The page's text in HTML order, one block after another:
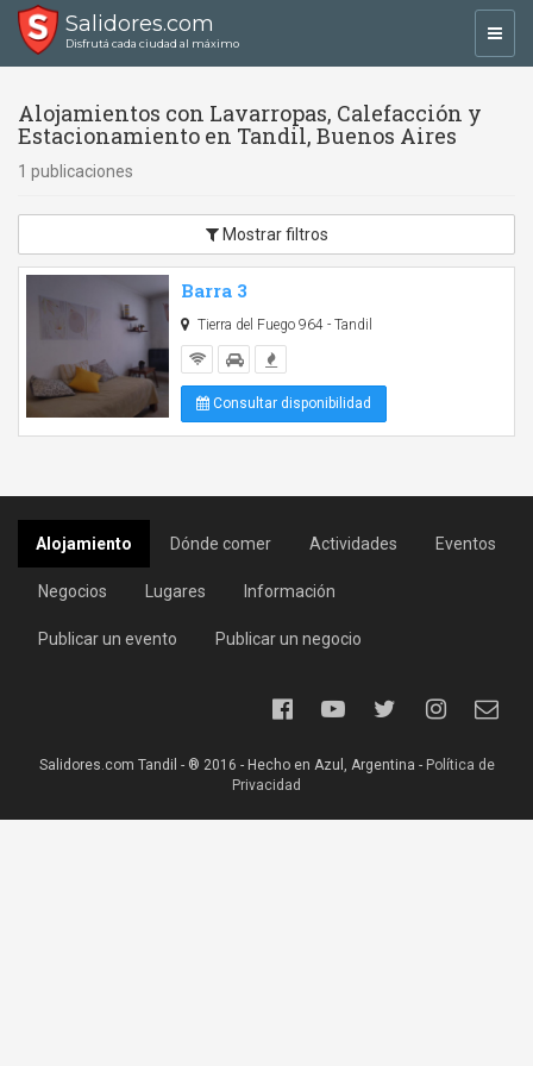
Salidores.com
Disfrutá cada ciudad al máximo
Alojamientos con Lavarropas, Calefacción y
Estacionamiento en Tandil, Buenos Aires
1 publicaciones
Mostrar filtros
Barra 3
Tierra del Fuego 964 - Tandil
Consultar disponibilidad
Alojamiento Dónde comer Actividades Eventos
Negocios Lugares Información
Publicar un evento Publicar un negocio
Salidores.com Tandil - ® 2016 - Hecho en Azul, Argentina - Política de
Privacidad